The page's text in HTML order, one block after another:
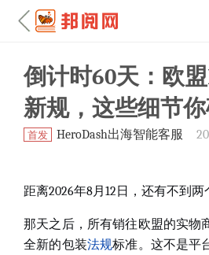
倒计时60天：欧
新规，这些细节
首发 HeroDash出海智能客服
距离2026年8月12日，还有不到两
那天之后，所有销往欧盟的实物
全新的包装法规标准。这不是平